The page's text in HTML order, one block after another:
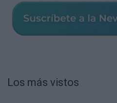
Los más vistos